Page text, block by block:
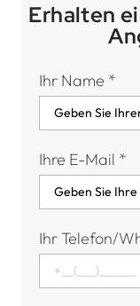
Erhalten
Ihr Name *
Ihre E-Mail *
Ihr Telefon/